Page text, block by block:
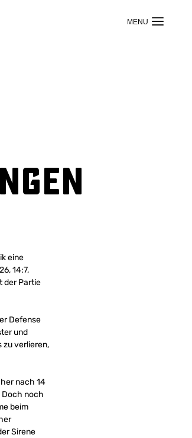
eine
14:7,
der Partie
Defense
und
zu verlieren,
nach 14
Doch noch
beim
Sirene